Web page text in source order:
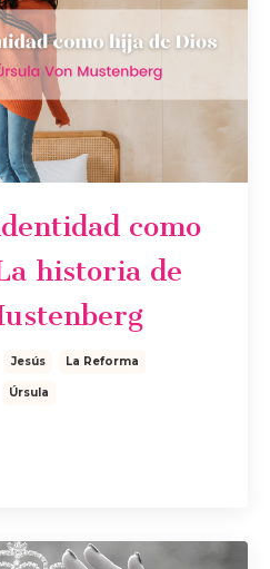
como
historia de
Jesús La Reforma
Úrsula